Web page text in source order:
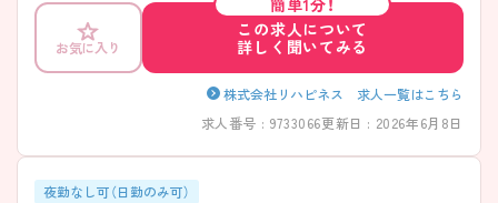
をお伝えしますのでお気軽にお問い合わせくださいませ。
お気に入り
この求人について
詳しく聞いてみる
株式会社リハピネス 求人一覧はこちら
求人番号 : 9733066更新日 : 2026年6月8日
夜勤なし可（日勤のみ可）